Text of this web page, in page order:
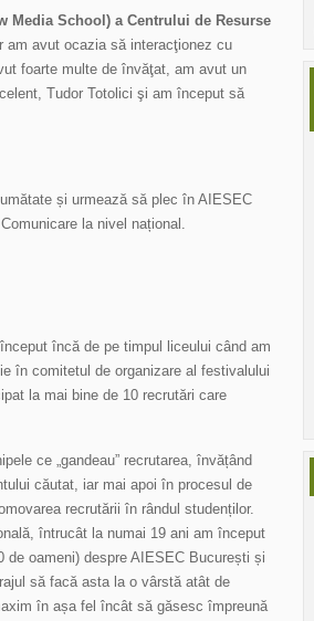
Media School) a Centrului de Resurse
am avut ocazia să interacţionez cu
foarte multe de învăţat, am avut un
Tudor Totolici şi am început să
și urmează să plec în AIESEC
la nivel național.
încă de pe timpul liceului când am
în comitetul de organizare al festivalului
la mai bine de 10 recrutări care
ce „gandeau” recrutarea, învățând
căutat, iar mai apoi în procesul de
recrutării în rândul studenților.
întrucât la numai 19 ani am început
oameni) despre AIESEC București și
să facă asta la o vârstă atât de
în așa fel încât să găsesc împreună